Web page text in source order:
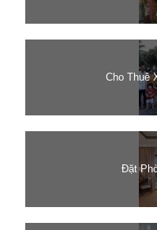
Cho Thuê
Đặt